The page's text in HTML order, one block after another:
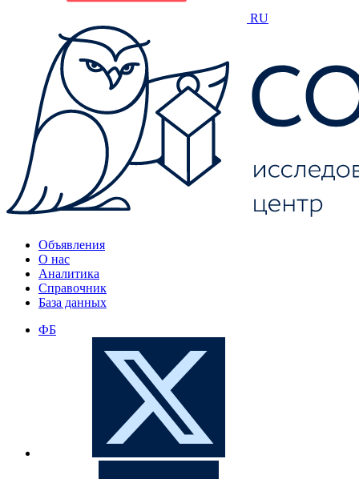
RU
Объявления
О нас
Аналитика
Справочник
База данных
ФБ